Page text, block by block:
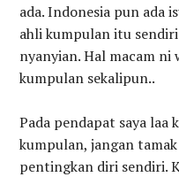
ada. Indonesia pun ada
ahli kumpulan itu
nyanyian. Hal macam ni
kumpulan sekalipun..
Pada pendapat saya laa
kumpulan, jangan
pentingkan diri sendiri.